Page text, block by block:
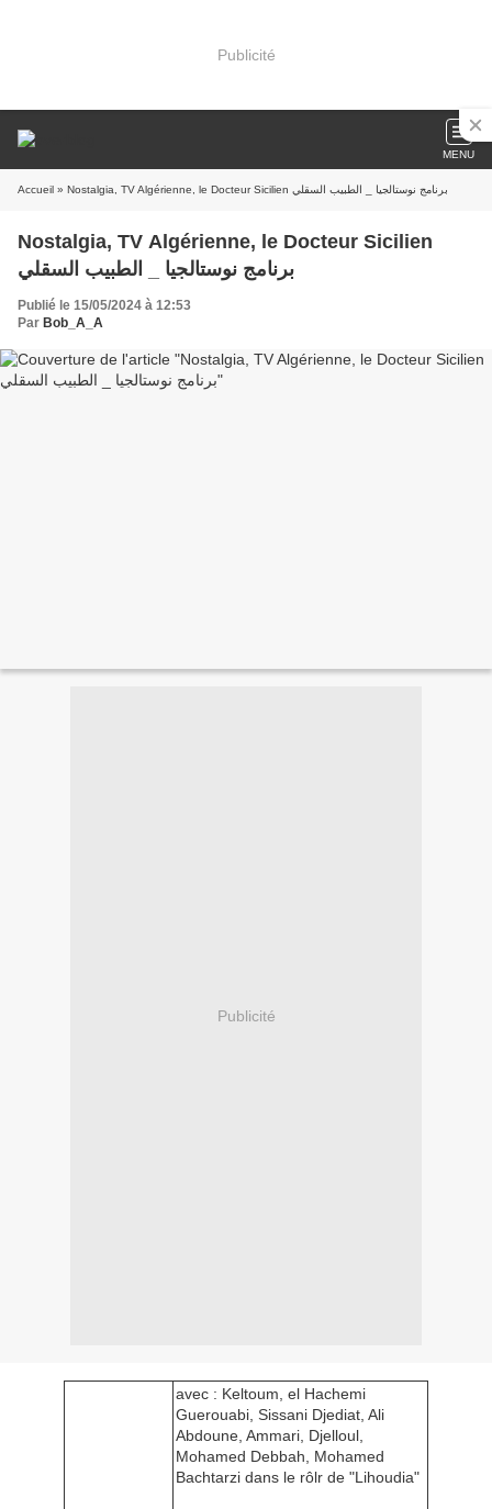
Publicité
MENU
Accueil » Nostalgia, TV Algérienne, le Docteur Sicilien برنامج نوستالجيا _ الطبيب السقلي
Nostalgia, TV Algérienne, le Docteur Sicilien
برنامج نوستالجيا _ الطبيب السقلي
Publié le 15/05/2024 à 12:53
Par Bob_A_A
Publicité
avec : Keltoum, el Hachemi
Guerouabi, Sissani Djediat, Ali
Abdoune, Ammari, Djelloul,
Mohamed Debbah, Mohamed
Bachtarzi dans le rôlr de "Lihoudia"